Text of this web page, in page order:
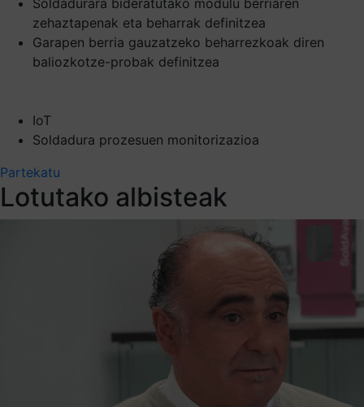
Soldadurara bideratutako modulu berriaren
zehaztapenak eta beharrak definitzea
Garapen berria gauzatzeko beharrezkoak diren
baliozkotze-probak definitzea
IoT
Soldadura prozesuen monitorizazioa
Partekatu
Lotutako albisteak